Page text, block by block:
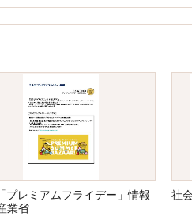
プレミアムフライデー」情報
業省
社